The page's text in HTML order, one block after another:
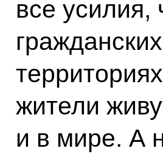
все усилия,
жители
и в мире. А